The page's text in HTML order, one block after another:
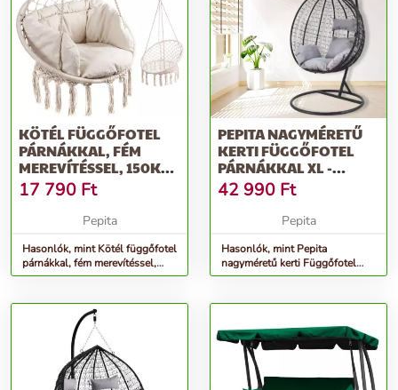
KÖTÉL FÜGGŐFOTEL
PÁRNÁKKAL, FÉM
MEREVÍTÉSSEL, 150KG
TEHERBÍRÁS, BÉZS
17 790 Ft
Pepita
Hasonlók, mint Kötél függőfotel
párnákkal, fém merevítéssel,
150kg teherbírás, Bézs
PEPITA NAGYMÉRETŰ
KERTI FÜGGŐFOTEL
PÁRNÁKKAL XL -
EGYSZEMÉLYES -...
42 990 Ft
Pepita
Hasonlók, mint Pepita
nagyméretű kerti Függőfotel
párnákkal XL - egyszemélyes -...